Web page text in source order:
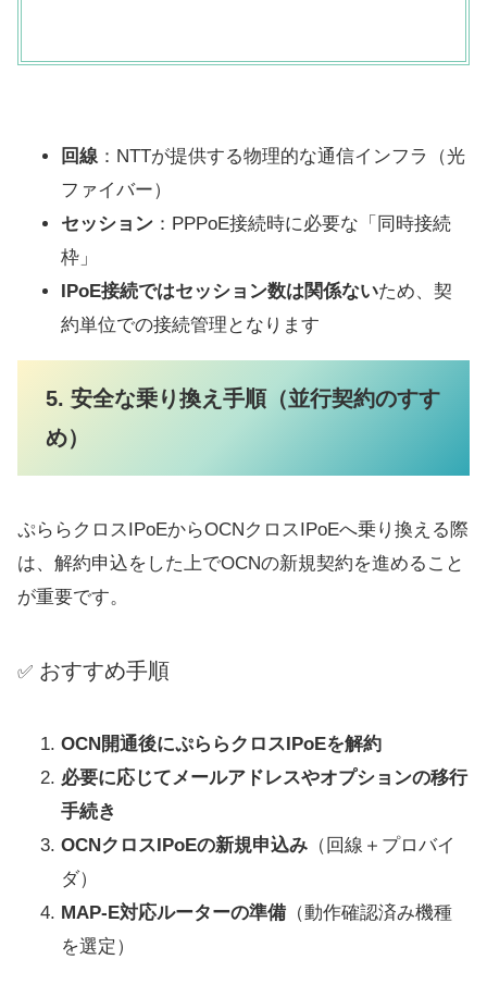
回線 ：NTTが提供する物理的な通信インフラ（光
ファイバー）
セッション ：PPPoE接続時に必要な「同時接続
枠」
IPoE接続ではセッション数は関係ないため、契
約単位での接続管理となります
5. 安全な乗り換え手順（並行契約のすす
め）
ぷららクロスIPoEからOCNクロスIPoEへ乗り換える際
は、解約申込をした上でOCNの新規契約を進めること
が重要です。
✅ おすすめ手順
OCN開通後にぷららクロスIPoEを解約
必要に応じてメールアドレスやオプションの移行
手続き
OCNクロスIPoEの新規申込み （回線＋プロバイ
ダ）
MAP-E対応ルーターの準備（動作確認済み機種
を選定）